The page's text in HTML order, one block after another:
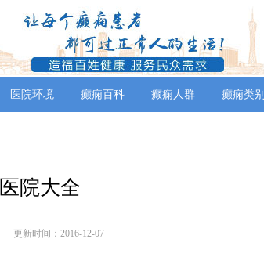
医院环境 癫痫百科 癫痫人群 癫痫类别
院大全
更新时间：2016-12-07